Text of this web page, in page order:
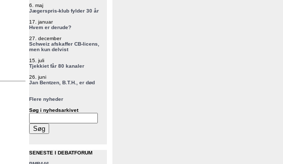
6. maj
Jægerspris-klub fylder 30 år
17. januar
Hvem er derude?
27. december
Schweiz afskaffer CB-licens,
men kun delvist
15. juli
Tjekkiet får 80 kanaler
26. juni
Jan Bentzen, B.T.H., er død
Flere nyheder
Søg i nyhedsarkivet
SENESTE I DEBATFORUM